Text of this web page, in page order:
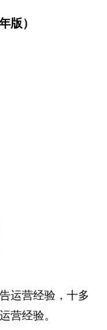
版）
运营经验，十多
营经验。